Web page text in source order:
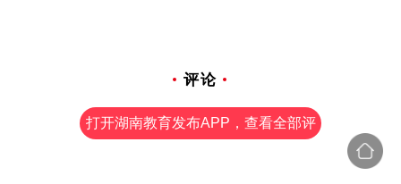
评论
打开湖南教育发布APP，查看全部评